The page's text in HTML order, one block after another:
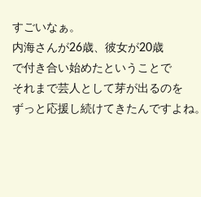
すごいなぁ。
内海さんが26歳、彼女が20歳
で付き合い始めたということで
それまで芸人として芽が出るのを
ずっと応援し続けてきたんですよね。